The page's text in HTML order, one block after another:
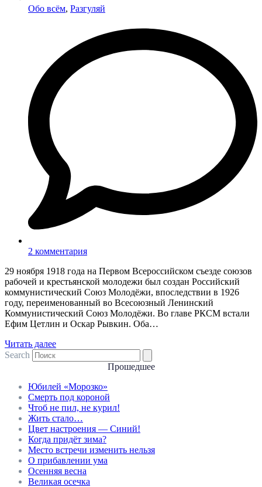
Обо всём, Разгуляй
2 комментария
29 ноября 1918 года на Первом Всероссийском съезде союзов
рабочей и крестьянской молодежи был создан Российский
коммунистический Союз Молодёжи, впоследствии в 1926
году, переименованный во Всесоюзный Ленинский
Коммунистический Союз Молодёжи. Во главе РКСМ встали
Ефим Цетлин и Оскар Рывкин. Оба…
Читать далее
Search
Прошедшее
Юбилей «Морозко»
Смерть под короной
Чтоб не пил, не курил!
Жить стало…
Цвет настроения — Синий!
Когда придёт зима?
Место встречи изменить нельзя
О прибавлении ума
Осенняя весна
Великая осечка